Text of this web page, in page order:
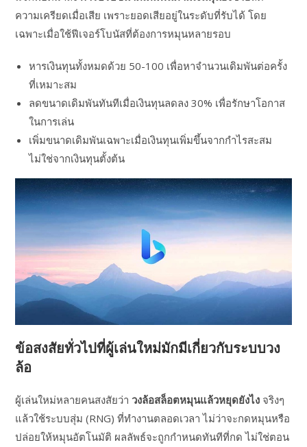
ความเครียดเมื่อเสีย เพราะยอดเสียอยู่ในระดับที่รับได้ โดย
เฉพาะเมื่อใช้ฟีเจอร์โบนัสที่ต้องการหมุนหลายรอบ
หารเงินทุนทั้งหมดด้วย 50-100 เพื่อหาจำนวนเดิมพันต่อครั้ง
ที่เหมาะสม
ลดขนาดเดิมพันทันทีเมื่อเงินทุนลดลง 30% เพื่อรักษาโอกาส
ในการเล่น
เพิ่มขนาดเดิมพันเฉพาะเมื่อเงินทุนเพิ่มขึ้นจากกำไรสะสม
ไม่ใช่จากเงินทุนตั้งต้น
ข้อสงสัยทั่วไปที่ผู้เล่นใหม่มักมีเกี่ยวกับระบบวง
ล้อ
ผู้เล่นใหม่หลายคนสงสัยว่าวงล้อสล็อตหมุนแล้วหยุดยังไง จริงๆ
แล้วใช้ระบบสุ่ม (RNG) ที่ทำงานตลอดเวลา ไม่ว่าจะกดหมุนหรือ
ปล่อยให้หมุนอัตโนมัติ ผลลัพธ์จะถูกกำหนดทันทีที่กด ไม่ใช่ตอน